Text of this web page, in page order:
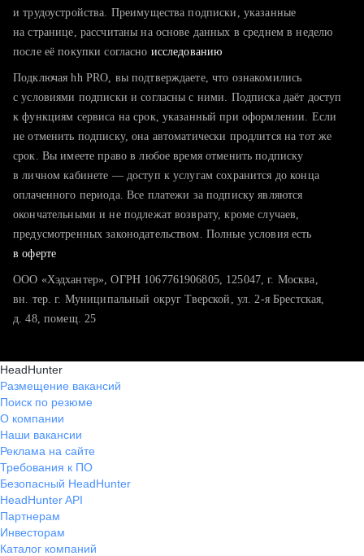
тратите много времени на поиск и вручную поднимаете
хотите сравнить себя с конкурентами и оценить шансы
и трудоустройства. Преимущества подписки, указанные
на странице, рассчитаны на основе данных в среднем в неделю
после её покупки согласно исследованию
Подключая hh PRO, вы подтверждаете, что ознакомились
с условиями подписки и согласны с ними. Подписка даёт доступ
к функциям сервиса на срок, указанный при оформлении. Если
не отменить подписку, она автоматически продлится на тот же
срок. Вы имеете право в любое время отменить подписку
в личном кабинете — доступ к услугам сохранится до конца
оплаченного периода. Все платежи за подписку являются
окончательными и не подлежат возврату, кроме случаев,
предусмотренных законодательством. Полные условия есть
в оферте
ООО «Хэдхантер», ОГРН 1067761906805, 125047, г. Москва,
вн. тер. г. Муниципальный округ Тверской, ул. 2-я Брестская,
д. 48, помещ. 25
HeadHunter
Размещение вакансий
Поиск по резюме
О компании
Наши вакансии
Реклама на сайте
Требования к ПО
Безопасный HeadHunter
HeadHunter API
Партнерам
Инвесторам
Каталог компаний